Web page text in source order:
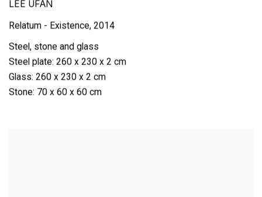
LEE UFAN
Relatum - Existence, 2014
Steel, stone and glass
Steel plate: 260 x 230 x 2 cm
Glass: 260 x 230 x 2 cm
Stone: 70 x 60 x 60 cm